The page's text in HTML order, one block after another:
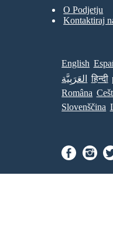
O Podjetju
Kontaktiraj
English
العَرَبِيَّة
हिन्दी
Româna
Slovenščina